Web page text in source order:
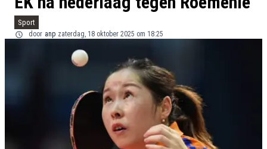
Sport
door anp zaterdag, 18 oktober 2025 om 18:25